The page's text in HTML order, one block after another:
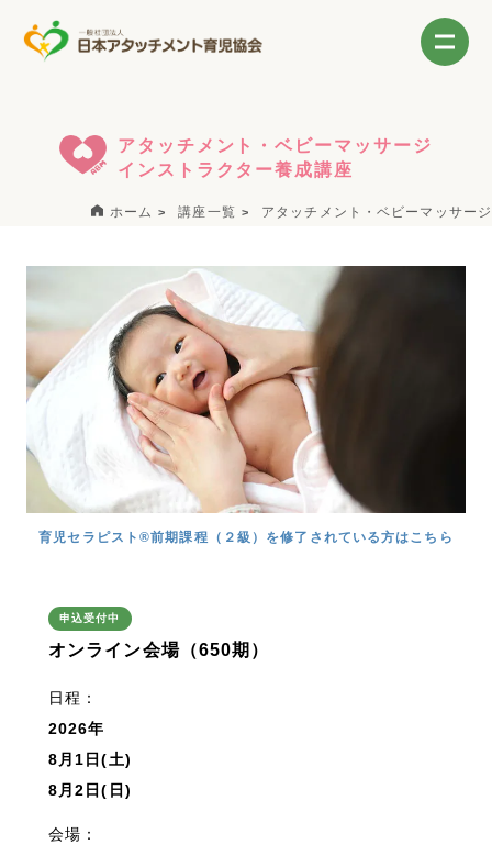
アタッチメント・ベビーマッサージ
インストラクター養成講座
ホーム 講座一覧 アタッチメント・ベビーマッサージ
育児セラピスト®前期課程（２級）を修了されている方はこちら
申込受付中
オンライン会場（650期）
日程：
2026年
8月1日(土)
8月2日(日)
会場：